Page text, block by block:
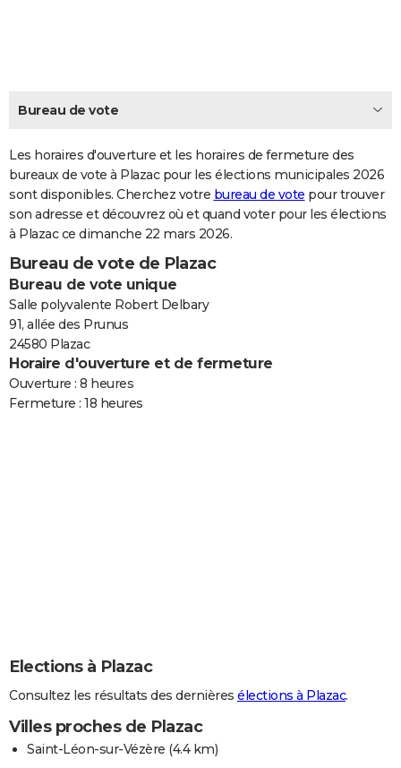
Carte de Noël
Carte Bonne année
Carte Saint-Valentin
Carte Pâques
Carte d'anniversaire
DICTIONNAIRE
Dictionnaire
Biographies
Citations
Expressions
Proverbes
PROGRAMME TV
COPAINS D'AVANT
S'inscrire
Se connecter
Lycées
Collèges
Primaires
Universités
Entreprises
Service militaire
Avis de recherche
AVIS DE DÉCÈS
FORUM
Bricolage
Lifestyle
Culture
Sport
Auto
Television
Voyage
Cinema
Bureau de vote
Les horaires d'ouverture et les horaires de fermeture des
bureaux de vote à Plazac pour les élections municipales 2026
sont disponibles. Cherchez votre bureau de vote pour trouver
son adresse et découvrez où et quand voter pour les élections
à Plazac ce dimanche 22 mars 2026.
Bureau de vote de Plazac
Bureau de vote unique
Salle polyvalente Robert Delbary
91, allée des Prunus
24580 Plazac
Horaire d'ouverture et de fermeture
Ouverture : 8 heures
Fermeture : 18 heures
Elections à Plazac
Consultez les résultats des dernières élections à Plazac.
Villes proches de Plazac
Saint-Léon-sur-Vézère (4.4 km)